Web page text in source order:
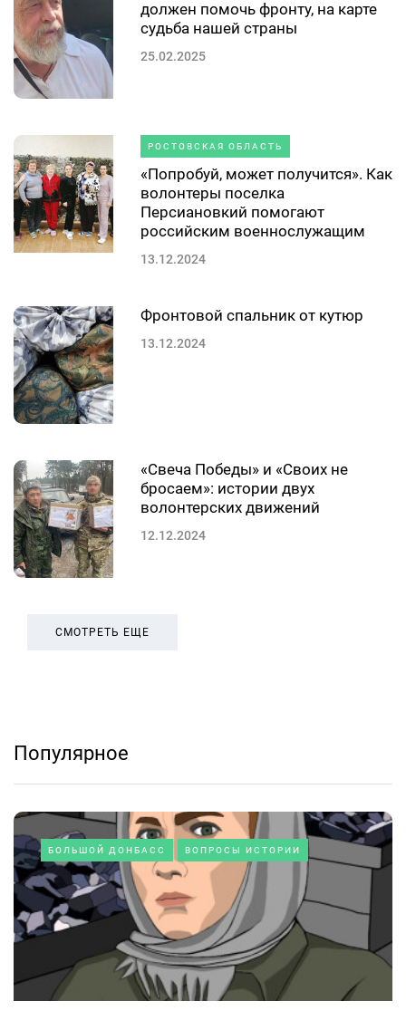
должен помочь фронту, на карте
судьба нашей страны
25.02.2025
РОСТОВСКАЯ ОБЛАСТЬ
«Попробуй, может получится». Как
волонтеры поселка
Персиановкий помогают
российским военнослужащим
13.12.2024
Фронтовой спальник от кутюр
13.12.2024
«Свеча Победы» и «Своих не
бросаем»: истории двух
волонтерских движений
12.12.2024
СМОТРЕТЬ ЕЩЕ
Популярное
БОЛЬШОЙ ДОНБАСС ВОПРОСЫ ИСТОРИИ